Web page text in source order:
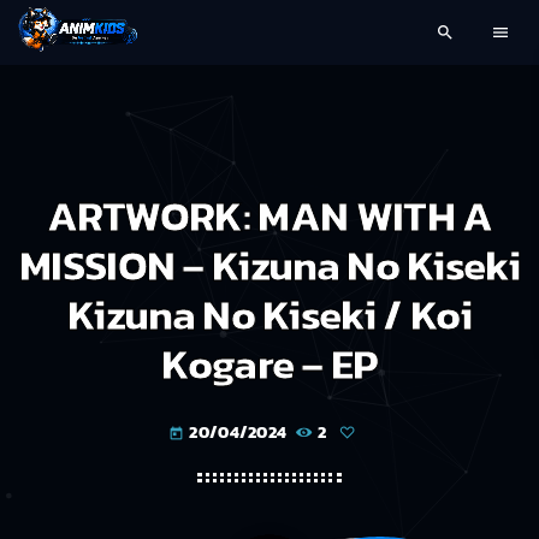
search menu
ARTWORK: MAN WITH A
MISSION – Kizuna No Kiseki
Kizuna No Kiseki / Koi
Kogare – EP
today 20/04/2024 2